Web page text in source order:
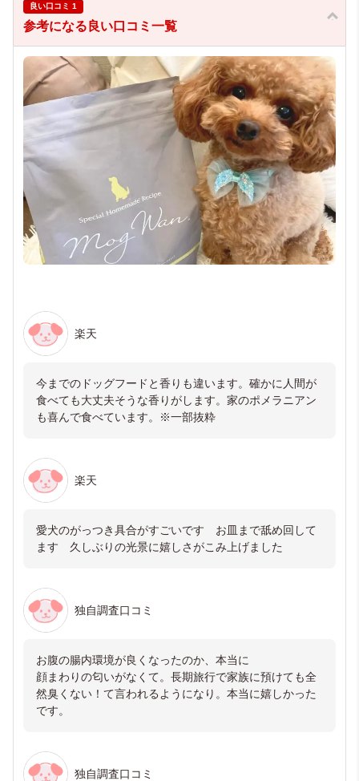
良い口コミ 1
参考になる良い口コミ一覧
楽天
今までのドッグフードと香りも違います。確かに人間が
食べても大丈夫そうな香りがします。家のポメラニアン
も喜んで食べています。※一部抜粋
楽天
愛犬のがっつき具合がすごいです お皿まで舐め回して
ます 久しぶりの光景に嬉しさがこみ上げました
独自調査口コミ
お腹の腸内環境が良くなったのか、本当に
顔まわりの匂いがなくて。長期旅行で家族に預けても全
然臭くない！て言われるようになり。本当に嬉しかった
です。
独自調査口コミ